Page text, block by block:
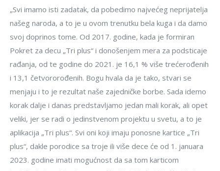
„Svi imamo isti zadatak, da pobedimo najvećeg neprijatelja
našeg naroda, a to je u ovom trenutku bela kuga i da damo
svoj doprinos tome. Od 2017. godine, kada je formiran
Pokret za decu „Tri plus“ i donošenjem mera za podsticaje
rađanja, od te godine do 2021. je 16,1 % više trećerođenih
i 13,1 četvororođenih. Bogu hvala da je tako, stvari se
menjaju i to je rezultat naše zajedničke borbe. Sada idemo
korak dalje i danas predstavljamo jedan mali korak, ali opet
veliki, jer se radi o jedinstvenom projektu u svetu, a to je
aplikacija „Tri plus“. Svi oni koji imaju ponosne kartice „Tri
plus“, dakle porodice sa troje ili više dece će od 1. januara
2023. godine imati mogućnost da sa tom karticom